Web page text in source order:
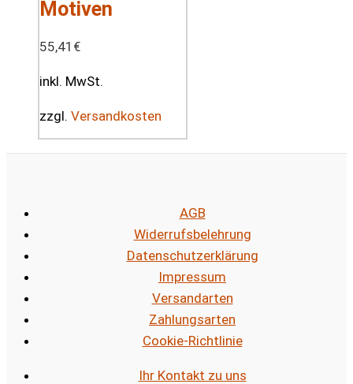
Motiven
55,41 €
inkl. MwSt.
zzgl. Versandkosten
AGB
Widerrufsbelehrung
Datenschutzerklärung
Impressum
Versandarten
Zahlungsarten
Cookie-Richtlinie
Ihr Kontakt zu uns